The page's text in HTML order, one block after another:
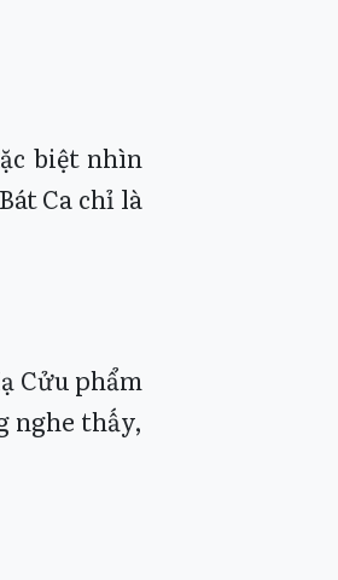
biệt nhìn
Ca chỉ là
Cửu phẩm
nghe thấy,